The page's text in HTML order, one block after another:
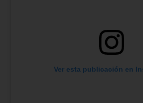
Ver esta publicación en